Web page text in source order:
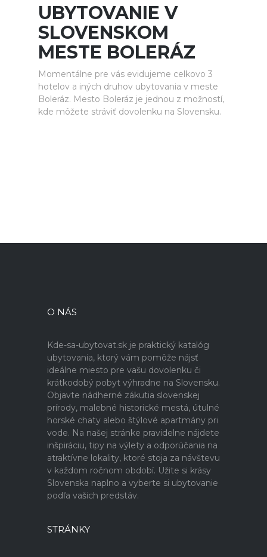
UBYTOVANIE V
SLOVENSKOM
MESTE BOLERÁZ
Momentálne pre vás evidujeme celkovo 3
hotelov a iných druhov ubytovania v meste
Boleráz. Mesto Boleráz je jednou z možností,
kde môžete stráviť dovolenku na Slovensku.
O NÁS
Kde-sa-ubytovat.sk je praktický katalóg
ubytovania, ktorý vám pomôže nájsť
ideálne miesto pre vašu dovolenku či
krátkodobý pobyt výhradne na Slovensku.
Objavte nádherné zákutia slovenskej
prírody, malebné historické mestá, útulné
horské chaty alebo štýlové apartmány pri
vode. Na našej stránke pravidelne nájdete
inšpiráciu, tipy na výlety a odporúčania na
atraktívne lokality, ktoré stoja za návštevu
v každom ročnom období. Užite si krásy
Slovenska naplno a vyberte si ubytovanie
podľa vašich predstáv.
STRÁNKY